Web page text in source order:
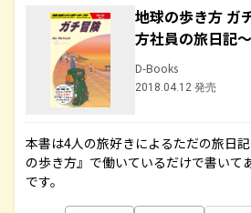
地球の歩き方 ガ
方社員の旅日記～
D-Books
2018.04.12 発売
本書は4人の旅好きによるただの旅日
の歩き方』で働いているだけで書いて
です。